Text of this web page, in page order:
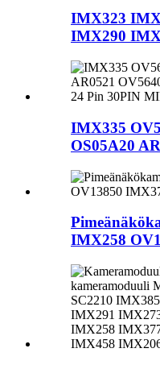
IMX323
IMX290
IMX335
OS05A20
IMX258